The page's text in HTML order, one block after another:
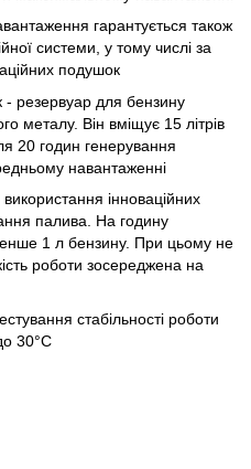
гарантується також
системи, у тому числі за
подушок
- резервуар для бензину
металу. Він вміщує 15 літрів
20 годин генерування
навантаженні
інноваційних
палива. На годину
1 л бензину. При цьому не
роботи зосереджена на
стабільності роботи
30°С